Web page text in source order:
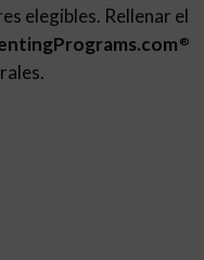
elegibles. Rellenar el
®